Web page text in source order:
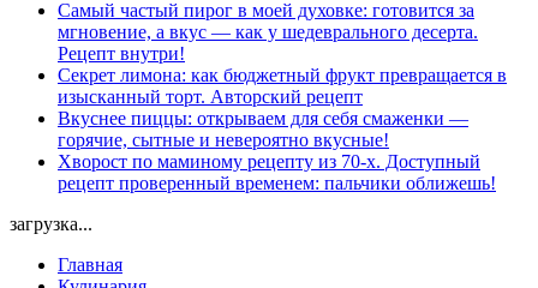
Самый частый пирог в моей духовке: готовится за
мгновение, а вкус — как у шедеврального десерта.
Рецепт внутри!
Секрет лимона: как бюджетный фрукт превращается в
изысканный торт. Авторский рецепт
Вкуснее пиццы: открываем для себя смаженки —
горячие, сытные и невероятно вкусные!
Хворост по маминому рецепту из 70-х. Доступный
рецепт проверенный временем: пальчики оближешь!
загрузка...
Главная